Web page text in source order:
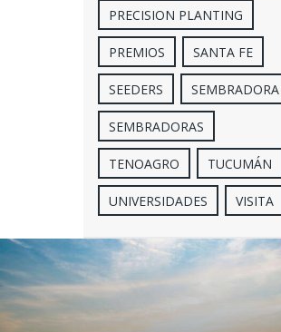
PRECISION PLANTING
PREMIOS SANTA FE
SEEDERS SEMBRADORA
SEMBRADORAS
TENOAGRO TUCUMÁN
UNIVERSIDADES VISITA